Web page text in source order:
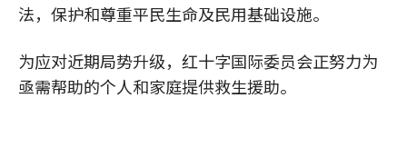
法，保护和尊重平民生命及民用基础设施。
为应对近期局势升级，红十字国际委员会正努力为
亟需帮助的个人和家庭提供救生援助。